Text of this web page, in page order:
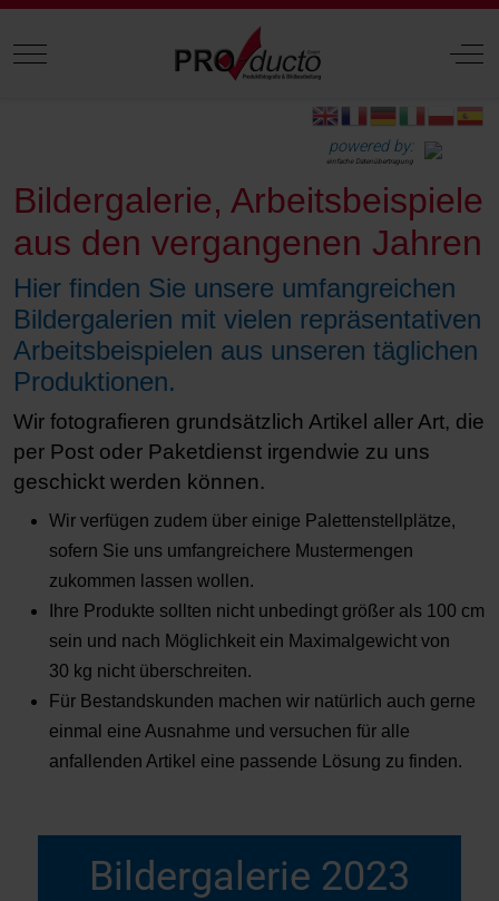
Mobile Menu Toggle Off-
powered by:
einfache Datenübertragung
Bildergalerie, Arbeitsbeispiele
aus den vergangenen Jahren
Hier finden Sie unsere umfangreichen
Bildergalerien mit vielen repräsentativen
Arbeitsbeispielen aus unseren täglichen
Produktionen.
Wir fotografieren grundsätzlich Artikel aller Art, die
per Post oder Paketdienst irgendwie zu uns
geschickt werden können.
Wir verfügen zudem über einige Palettenstellplätze,
sofern Sie uns umfangreichere Mustermengen
zukommen lassen wollen.
Ihre Produkte sollten nicht unbedingt größer als 100 cm
sein und nach Möglichkeit ein Maximalgewicht von
30 kg nicht überschreiten.
Für Bestandskunden machen wir natürlich auch gerne
einmal eine Ausnahme und versuchen für alle
anfallenden Artikel eine passende Lösung zu finden.
Bildergalerie 2023